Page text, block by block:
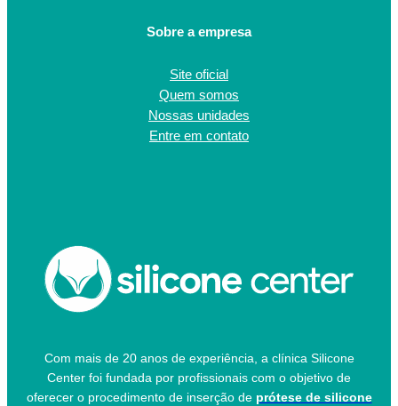
Sobre a empresa
Site oficial
Quem somos
Nossas unidades
Entre em contato
Com mais de 20 anos de experiência, a clínica Silicone
Center foi fundada por profissionais com o objetivo de
oferecer o procedimento de inserção de prótese de silicone